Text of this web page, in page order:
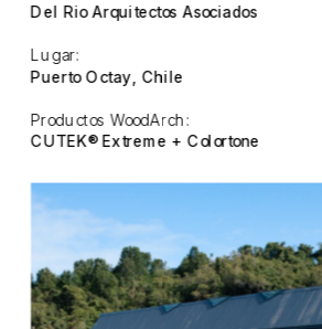
Del Rio Arquitectos Asociados
Lugar:
Puerto Octay, Chile
Productos WoodArch:
CUTEK® Extreme + Colortone